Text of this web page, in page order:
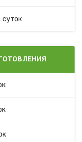
суток